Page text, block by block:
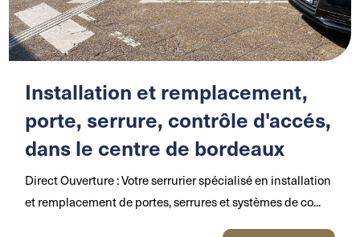
Installation et remplacement,
porte, serrure, contrôle d'accés,
dans le centre de bordeaux
Direct Ouverture : Votre serrurier spécialisé en installation
et remplacement de portes, serrures et systèmes de co...